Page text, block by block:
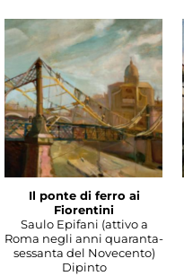
Il ponte di ferro ai
Fiorentini
Saulo Epifani (attivo a
Roma negli anni quaranta-
sessanta del Novecento)
Dipinto